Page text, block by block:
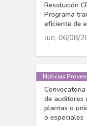
Resolución
Programa
eficiente de
Jue, 06/08/
Noticias
de auditores
plantas o
o especiales